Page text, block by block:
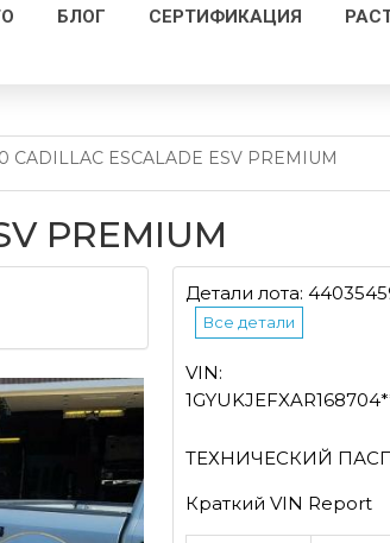
БЛОГ СЕРТИФИКАЦИЯ
CADILLAC ESCALADE ESV PREMIUM
PREMIUM
Детали лота:
Все детали
VIN:
ТЕХНИЧЕСКИЙ
Краткий VIN Report